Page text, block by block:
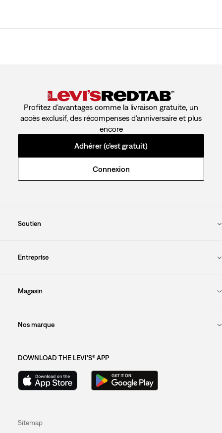
Profitez d’avantages comme la livraison gratuite, un
accès exclusif, des récompenses d’anniversaire et plus
encore
Adhérer (c’est gratuit)
Connexion
Soutien
Entreprise
Magasin
Nos marque
DOWNLOAD THE LEVI'S® APP
Sitemap